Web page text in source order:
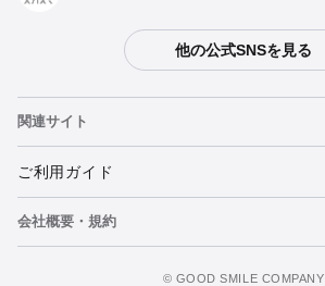
他の公式SNSを見る
関連サイト
ねんどろいど
ねんどろいどフェイスメーカー
ご利用ガイド
重要なお知らせ
会社概要・規約
©️ GOOD SMILE COMPANY